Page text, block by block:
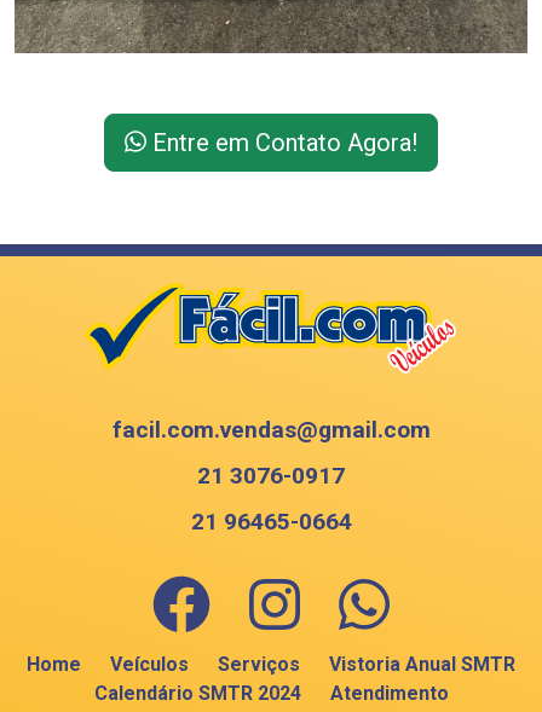
Entre em Contato Agora!
facil.com.vendas@gmail.com
21 3076-0917
21 96465-0664
Home Veículos Serviços
Vistoria Anual SMTR
Calendário SMTR 2024
Atendimento